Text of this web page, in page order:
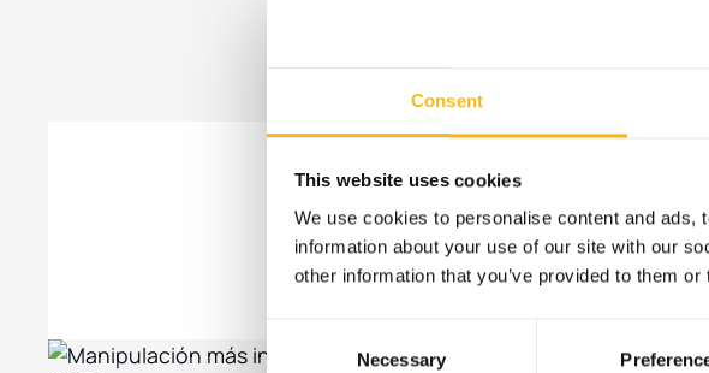
Consent
This website uses cookies
We use cookies to personalise content and
information about your use of our site with our
other information that you’ve provided to them
Selection
Necessary
¿Qué hay de